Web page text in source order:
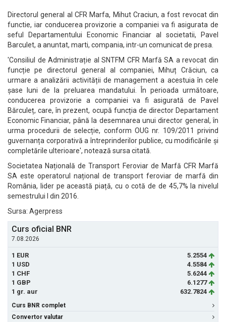
Directorul general al CFR Marfa, Mihut Craciun, a fost revocat din
functie, iar conducerea provizorie a companiei va fi asigurata de
seful Departamentului Economic Financiar al societatii, Pavel
Barculet, a anuntat, marti, compania, intr-un comunicat de presa.
'Consiliul de Administrație al SNTFM CFR Marfă SA a revocat din
funcție pe directorul general al companiei, Mihuț Crăciun, ca
urmare a analizării activității de management a acestuia în cele
șase luni de la preluarea mandatului. În perioada următoare,
conducerea provizorie a companiei va fi asigurată de Pavel
Bărculeț, care, în prezent, ocupă funcția de director Departament
Economic Financiar, până la desemnarea unui director general, în
urma procedurii de selecție, conform OUG nr. 109/2011 privind
guvernanța corporativă a întreprinderilor publice, cu modificările și
completările ulterioare', notează sursa citată.
Societatea Națională de Transport Feroviar de Marfă CFR Marfă
SA este operatorul național de transport feroviar de marfă din
România, lider pe această piață, cu o cotă de de 45,7% la nivelul
semestrului I din 2016.
Sursa: Agerpress
Curs oficial BNR
7.08.2026
1 EUR
5.2554
1 USD
4.5584
1 CHF
5.6244
1 GBP
6.1277
1 gr. aur
632.7824
Curs BNR complet
Convertor valutar